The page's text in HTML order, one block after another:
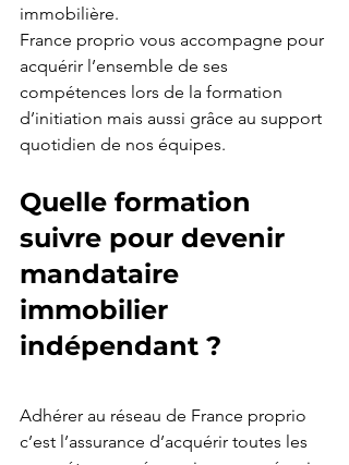
immobilière.
France proprio vous accompagne pour
acquérir l’ensemble de ses
compétences lors de la formation
d’initiation mais aussi grâce au support
quotidien de nos équipes.
Quelle formation
suivre pour devenir
mandataire
immobilier
indépendant ?
Adhérer au réseau de France proprio
c’est l’assurance d’acquérir toutes les